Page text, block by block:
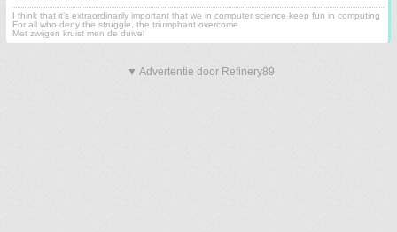
I think that it’s extraordinarily important that we in computer science keep fun in computing
For all who deny the struggle, the triumphant overcome
Met zwijgen kruist men de duivel
▼ Advertentie door Refinery89